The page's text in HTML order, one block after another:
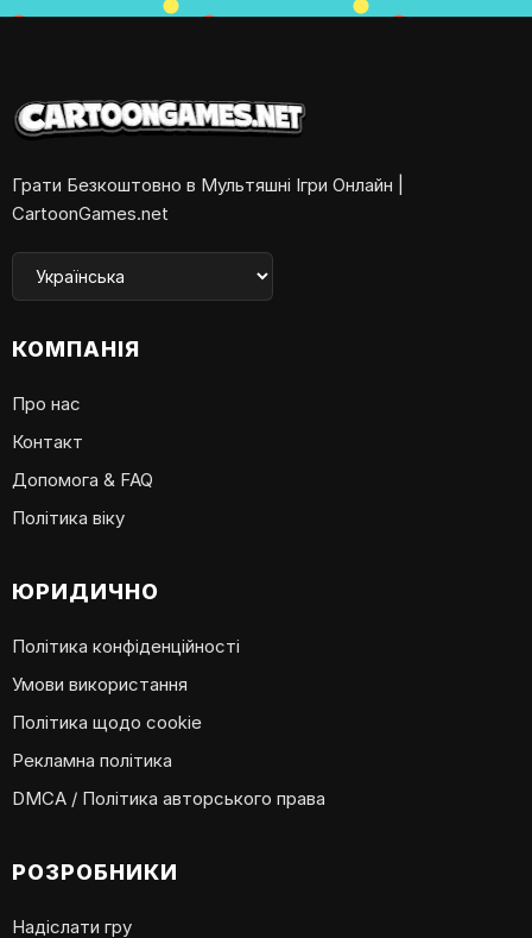
Грати Безкоштовно в Мультяшні Ігри Онлайн |
CartoonGames.net
КОМПАНІЯ
Про нас
Контакт
Допомога & FAQ
Політика віку
ЮРИДИЧНО
Політика конфіденційності
Умови використання
Політика щодо cookie
Рекламна політика
DMCA / Політика авторського права
РОЗРОБНИКИ
Надіслати гру